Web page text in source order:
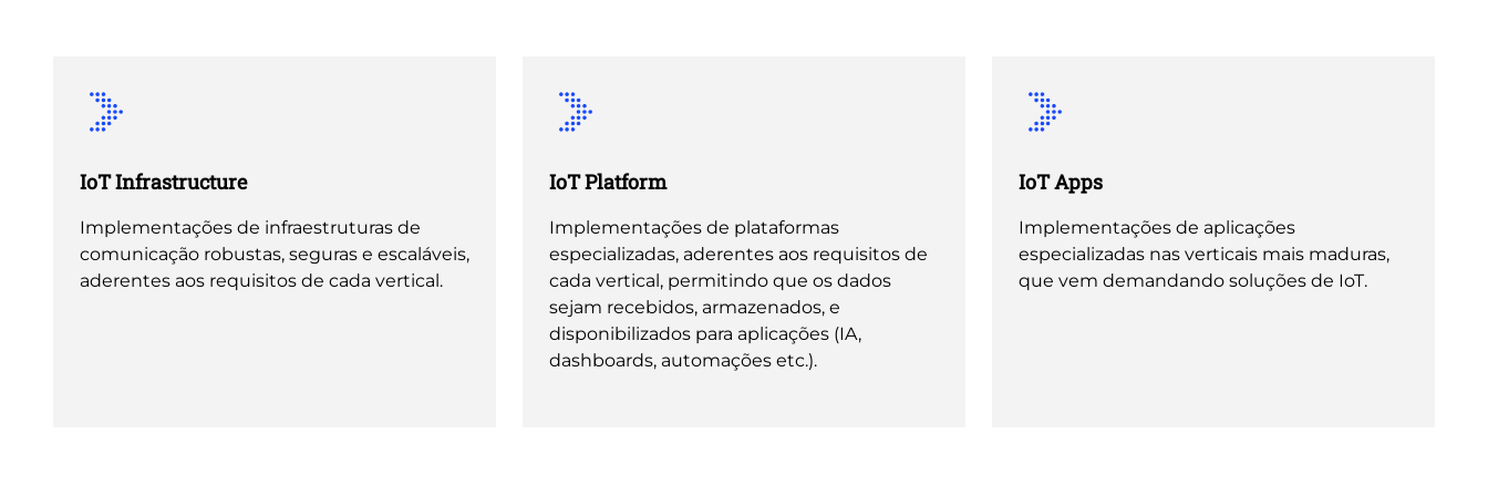
IoT Infrastructure
Implementações de infraestruturas de
comunicação robustas, seguras e escaláveis,
aderentes aos requisitos de cada vertical.
IoT Platform
Implementações de plataformas
especializadas, aderentes aos requisitos de
cada vertical, permitindo que os dados
sejam recebidos, armazenados, e
disponibilizados para aplicações (IA,
dashboards, automações etc.).
IoT Apps
Implementações de aplicações
especializadas nas verticais mais maduras,
que vem demandando soluções de IoT.